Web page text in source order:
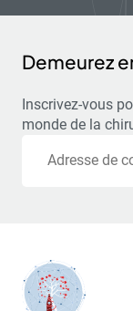
Demeurez
Inscrivez-vous
monde de la